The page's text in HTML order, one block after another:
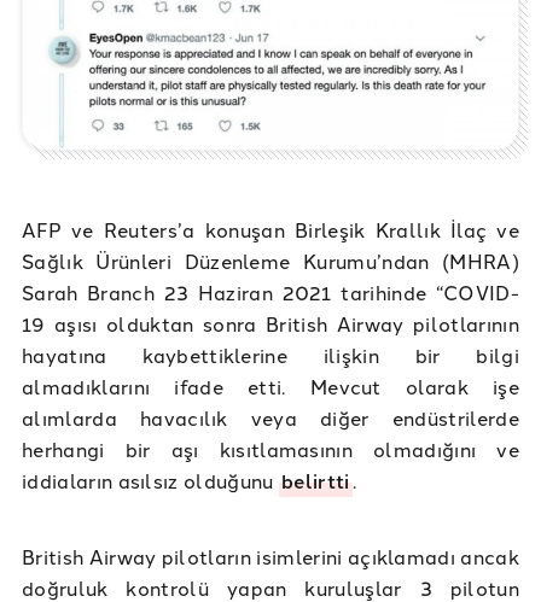
AFP ve Reuters’a konuşan Birleşik Krallık İlaç ve
Sağlık Ürünleri Düzenleme Kurumu’ndan (MHRA)
Sarah Branch 23 Haziran 2021 tarihinde “COVID-
19 aşısı olduktan sonra British Airway pilotlarının
hayatına kaybettiklerine ilişkin bir bilgi
almadıklarını ifade etti. Mevcut olarak işe
alımlarda havacılık veya diğer endüstrilerde
herhangi bir aşı kısıtlamasının olmadığını ve
iddiaların asılsız olduğunu belirtti.
British Airway pilotların isimlerini açıklamadı ancak
doğruluk kontrolü yapan kuruluşlar 3 pilotun